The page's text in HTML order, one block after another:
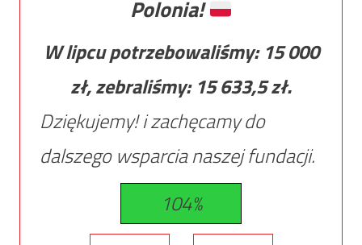
Polonia!
W lipcu potrzebowaliśmy: 15 000
zł, zebraliśmy: 15 633,5zł.
Dziękujemy! i zachęcamy do
dalszego wsparcia naszej fundacji.
104%